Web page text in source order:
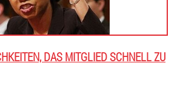
DAS MITGLIED SCHNELL ZU